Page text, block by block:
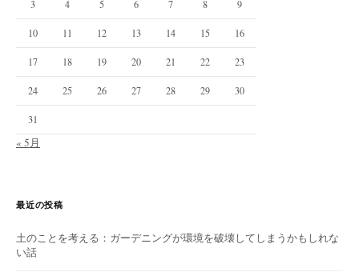
3 4 5 6 7 8 9
10 11 12 13 14 15 16
17 18 19 20 21 22 23
24 25 26 27 28 29 30
31
« 5月
最近の投稿
土のことを考える：ガーデニングが環境を破壊してしまうかもしれな
い話